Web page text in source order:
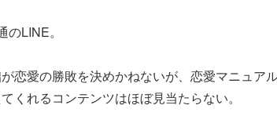
のLINE。
恋愛の勝敗を決めかねないが、恋愛マニュア
くれるコンテンツはほぼ見当たらない。